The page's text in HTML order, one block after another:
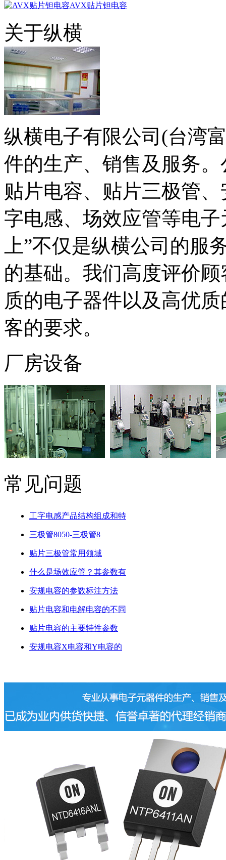
AVX贴片钽电容
关于纵横
纵横电子有限公司(台湾
件的生产、销售及服务
贴片电容、贴片三极管
字电感、场效应管等电
上”不仅是纵横公司的服
的基础。我们高度评价
质的电子器件以及高优
客的要求。
厂房设备
常见问题
工字电感产品结构组成和特
三极管8050-三极管8
贴片三极管常用领域
什么是场效应管？其参数有
安规电容的参数标注方法
贴片电容和电解电容的不同
贴片电容的主要特性参数
安规电容X电容和Y电容的